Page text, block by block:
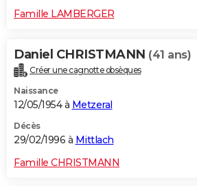
Famille LAMBERGER
Daniel CHRISTMANN (41 ans)
Créer une cagnotte obsèques
Naissance
12/05/1954 à Metzeral
Décès
29/02/1996 à Mittlach
Famille CHRISTMANN